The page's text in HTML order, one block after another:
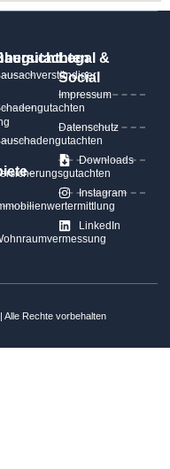
Legal &
Social
Impressum
Datenschutz
Downloads
Instagram
LinkedIn
Rechte vorbehalten